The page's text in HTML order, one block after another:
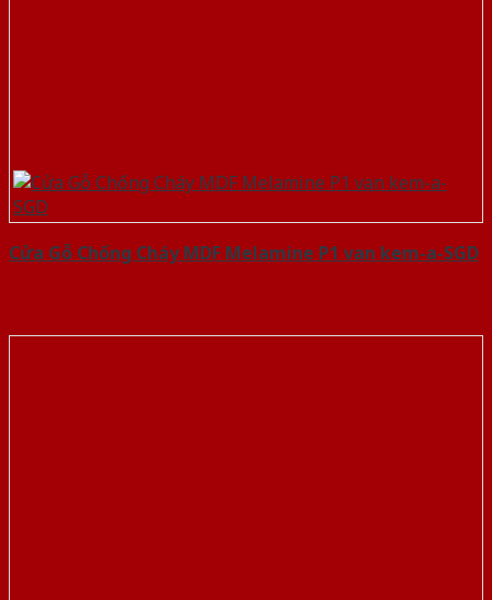
Cửa Gỗ Chống Cháy MDF Melamine P1 van kem-a-SGD